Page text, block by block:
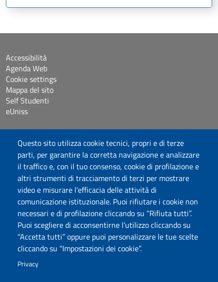
Questo sito utilizza cookie tecnici, propri e di terze
parti, per garantire la corretta navigazione e analizzare
il traffico e, con il tuo consenso, cookie di profilazione e
altri strumenti di tracciamento di terzi per mostrare
video e misurare l'efficacia delle attività di
comunicazione istituzionale. Puoi rifiutare i cookie non
necessari e di profilazione cliccando su “Rifiuta tutti”.
Puoi scegliere di acconsentirne l’utilizzo cliccando su
“Accetta tutti” oppure puoi personalizzare le tue scelte
cliccando su “Impostazioni dei cookie”.
Privacy
Università degli Studi di Sassari
Dipartimento di Scienze chimiche, fisiche, matematiche e
naturali
Via Vienna 2, 07100 Sassari
Tel./Fax: +39 079 229535/+39 079 228625
Accessibilità
Agenda Web
Cookie settings
Mappa del sito
Self Studenti
eUniss
Dichiarazione di accessibilità
Posta elettronica @uniss.it
Protocollo
Seguici su